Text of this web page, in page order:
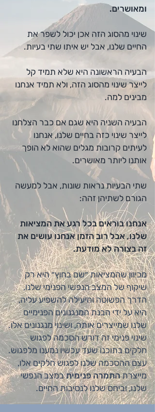
ומאושרים.
שינוי מהסוג הזה אכן יכול לשפר את
החיים שלנו, אבל יש איתו שתי בעיות.
הבעיה הראשונה היא שלא תמיד קל
לייצר שינוי מהסוג הזה, ולא תמיד אנחנו
מבינים למה.
הבעיה השניה היא שגם אם כבר הצלחנו
לייצר שינוי כזה בחיים שלנו, אנחנו
לעיתים קרובות מגלים שהוא לא הופך
אותנו ליותר מאושרים.
שתי הבעיות נראות שונות, אבל למעשה
הגורם לשתיהן זהה:
אנחנו בוראים בכל רגע את המציאות
שלנו, אבל רוב הזמן אנחנו עושים את
זה בצורה לא מודעת.
מכיוון שהמציאות ״שם בחוץ״היא רק
שיקוף של המצב הנפשי הפנימי שלנו,
הדרך הפשוטה והיעילה להשפיע עליה,
היא על ידי הבנת המנגנונים הפנימיים
שלנו שמייצרים אותה, ושינוי מנגנונים אלו.
שינוי פנימי זהדורש הסכמה לפגוש
חלקים בתוכנו שעד עכשיו נמענו מלפגוש.
עצם ההסכמה שלנו לפגוש חלקים אלו,
מייצרתהתמרה פנימיתבמצב הנפשי
שלנו, וביחס שלנו לנסיבות החיים.